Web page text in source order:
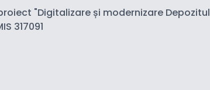
"Digitalizare și modernizare Depozitul
317091